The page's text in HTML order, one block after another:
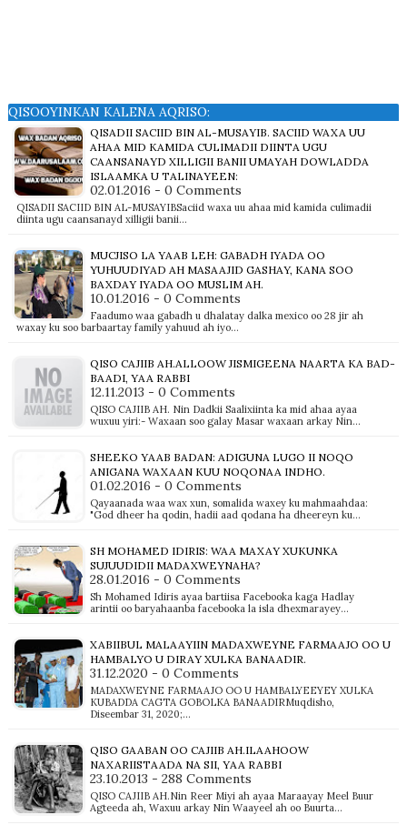
QISOOYINKAN KALENA AQRISO:
QISADII SACIID BIN AL-MUSAYIB. SACIID WAXA UU
AHAA MID KAMIDA CULIMADII DIINTA UGU
CAANSANAYD XILLIGII BANII UMAYAH DOWLADDA
ISLAAMKA U TALINAYEEN:
02.01.2016 - 0 Comments
QISADII SACIID BIN AL-MUSAYIBSaciid waxa uu ahaa mid kamida culimadii
diinta ugu caansanayd xilligii banii…
MUCJISO LA YAAB LEH: GABADH IYADA OO
YUHUUDIYAD AH MASAAJID GASHAY, KANA SOO
BAXDAY IYADA OO MUSLIM AH.
10.01.2016 - 0 Comments
Faadumo waa gabadh u dhalatay dalka mexico oo 28 jir ah
waxay ku soo barbaartay family yahuud ah iyo…
QISO CAJIIB AH.ALLOOW JISMIGEENA NAARTA KA BAD-
BAADI, YAA RABBI
12.11.2013 - 0 Comments
QISO CAJIIB AH. Nin Dadkii Saalixiinta ka mid ahaa ayaa
wuxuu yiri:- Waxaan soo galay Masar waxaan arkay Nin…
SHEEKO YAAB BADAN: ADIGUNA LUGO II NOQO
ANIGANA WAXAAN KUU NOQONAA INDHO.
01.02.2016 - 0 Comments
Qayaanada waa wax xun, somalida waxey ku mahmaahdaa:
"God dheer ha qodin, hadii aad qodana ha dheereyn ku…
SH MOHAMED IDIRIS: WAA MAXAY XUKUNKA
SUJUUDIDII MADAXWEYNAHA?
28.01.2016 - 0 Comments
Sh Mohamed Idiris ayaa bartiisa Facebooka kaga Hadlay
arintii oo baryahaanba facebooka la isla dhexmarayey…
XABIIBUL MALAAYIIN MADAXWEYNE FARMAAJO OO U
HAMBALYO U DIRAY XULKA BANAADIR.
31.12.2020 - 0 Comments
MADAXWEYNE FARMAAJO OO U HAMBALYEEYEY XULKA
KUBADDA CAGTA GOBOLKA BANAADIRMuqdisho,
Diseembar 31, 2020;…
QISO GAABAN OO CAJIIB AH.ILAAHOOW
NAXARIISTAADA NA SII, YAA RABBI
23.10.2013 - 288 Comments
QISO CAJIIB AH.Nin Reer Miyi ah ayaa Maraayay Meel Buur
Agteeda ah, Waxuu arkay Nin Waayeel ah oo Buurta…